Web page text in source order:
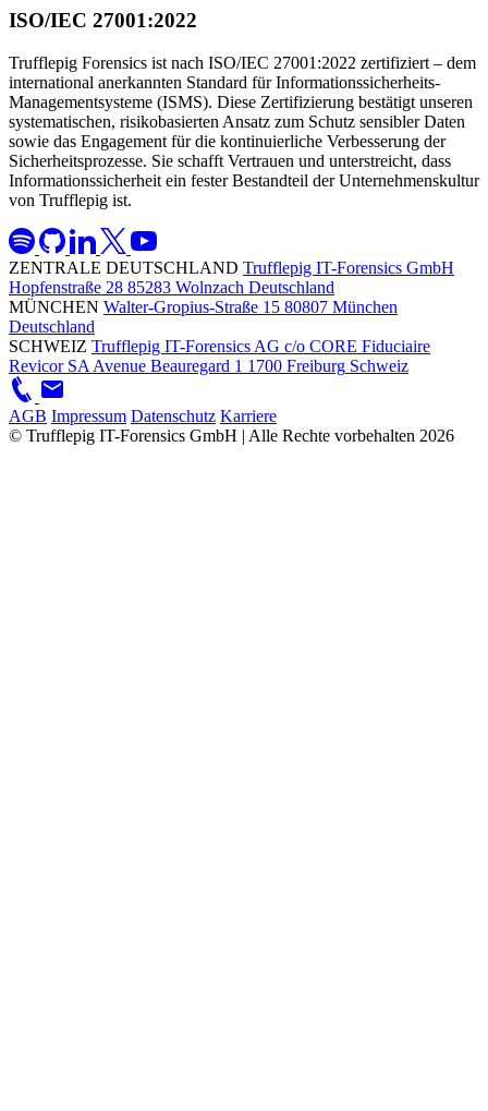
ISO/IEC 27001:2022
Trufflepig Forensics ist nach ISO/IEC 27001:2022 zertifiziert – dem
international anerkannten Standard für Informationssicherheits-
Managementsysteme (ISMS). Diese Zertifizierung bestätigt unseren
systematischen, risikobasierten Ansatz zum Schutz sensibler Daten
sowie das Engagement für die kontinuierliche Verbesserung der
Sicherheitsprozesse. Sie schafft Vertrauen und unterstreicht, dass
Informationssicherheit ein fester Bestandteil der Unternehmenskultur
von Trufflepig ist.
ZENTRALE DEUTSCHLAND Trufflepig IT-Forensics GmbH
Hopfenstraße 28 85283 Wolnzach Deutschland
MÜNCHEN Walter-Gropius-Straße 15 80807 München
Deutschland
SCHWEIZ Trufflepig IT-Forensics AG c/o CORE Fiduciaire
Revicor SA Avenue Beauregard 1 1700 Freiburg Schweiz
AGB Impressum Datenschutz Karriere
© Trufflepig IT-Forensics GmbH | Alle Rechte vorbehalten 2026